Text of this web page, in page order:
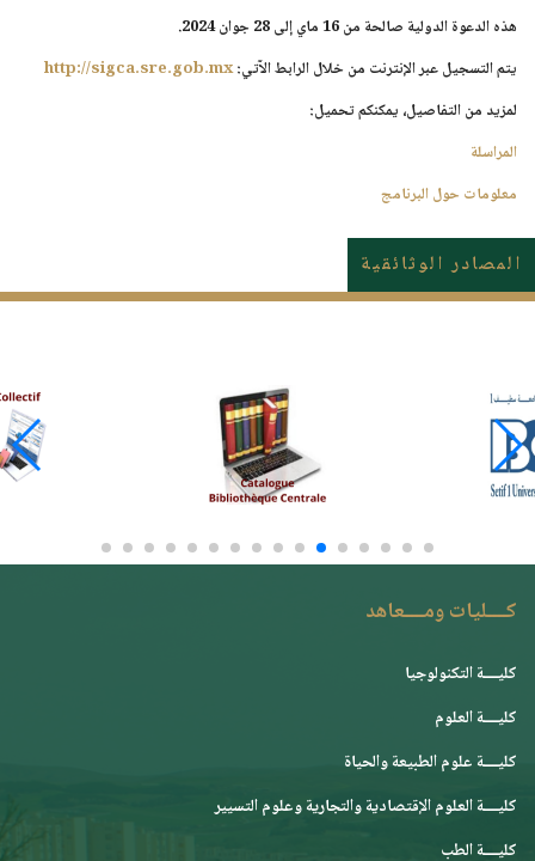
هذه الدعوة الدولية صالحة من16 ماي إلى 28 جوان 2024
.
يتم التسجيل عبر الإنترنت من خلال الرابط الآتي:http://sigca.sre.gob.mx
لمزيد من التفاصيل، يمكنكم تحميل:
المراسلة
معلومات حول البرنامج
المصادر الوثائقية
كــــليات ومــــعاهد
كليــــة التكنولوجيا
كليــــة العلوم
كليــــة علوم الطبيعة والحياة
كليــــة العلوم الإقتصادية والتجارية وعلوم التسيير
كليــــة الطب